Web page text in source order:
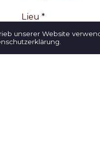
Lieu *
Pays *
unserer Website
.